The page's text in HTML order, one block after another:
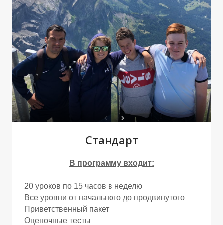
ПСтандарт
В программу входит:
20 уроков по 15 часов в неделю
Все уровни от начального до продвинутого
Приветственный пакет
Оценочные тесты